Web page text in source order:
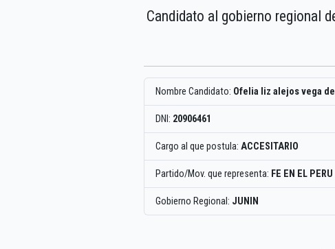
Candidato al gobierno regional
Nombre Candidato: Ofelia liz alejos vega
DNI: 20906461
Cargo al que postula: ACCESITARIO
Partido/Mov. que representa: FE EN EL PERU
Gobierno Regional: JUNIN